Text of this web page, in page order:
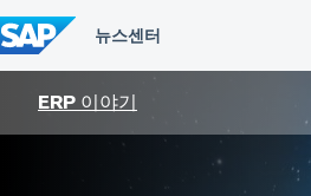
텐
츠
건
ERP 이야기